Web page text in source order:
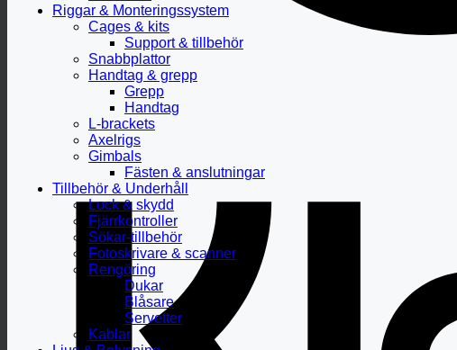
Riggar & Monteringssystem
Cages & kits
Support & tillbehör
Snabbplattor
Handtag & grepp
Grepp
Handtag
L-brackets
Axelrigs
Gimbals
Fästen & anslutningar
Tillbehör & Underhåll
Lock & skydd
Fjärrkontroller
Sökar-tillbehör
Fotoskrivare & scanner
Rengöring
Dukar
Blåsare
Servetter
Kablar